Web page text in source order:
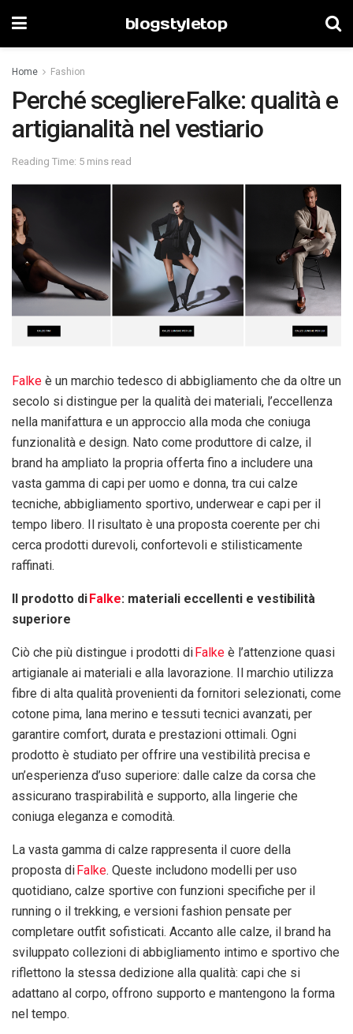
blogstyletop
Home Fashion
Perché scegliere Falke: qualità e
artigianalità nel vestiario
Reading Time: 5 mins read
Falke è un marchio tedesco di abbigliamento che da oltre un
secolo si distingue per la qualità dei materiali, l’eccellenza
nella manifattura e un approccio alla moda che coniuga
funzionalità e design. Nato come produttore di calze, il
brand ha ampliato la propria offerta fino a includere una
vasta gamma di capi per uomo e donna, tra cui calze
tecniche, abbigliamento sportivo, underwear e capi per il
tempo libero. Il risultato è una proposta coerente per chi
cerca prodotti durevoli, confortevoli e stilisticamente
raffinati.
Il prodotto diFalke: materiali eccellenti e vestibilità
superiore
Ciò che più distingue i prodotti diFalke è l’attenzione quasi
artigianale ai materiali e alla lavorazione. Il marchio utilizza
fibre di alta qualità provenienti da fornitori selezionati, come
cotone pima, lana merino e tessuti tecnici avanzati, per
garantire comfort, durata e prestazioni ottimali. Ogni
prodotto è studiato per offrire una vestibilità precisa e
un’esperienza d’uso superiore: dalle calze da corsa che
assicurano traspirabilità e supporto, alla lingerie che
coniuga eleganza e comodità.
La vasta gamma di calze rappresenta il cuore della
proposta diFalke. Queste includono modelli per uso
quotidiano, calze sportive con funzioni specifiche per il
running o il trekking, e versioni fashion pensate per
completare outfit sofisticati. Accanto alle calze, il brand ha
sviluppato collezioni di abbigliamento intimo e sportivo che
riflettono la stessa dedizione alla qualità: capi che si
adattano al corpo, offrono supporto e mantengono la forma
nel tempo.